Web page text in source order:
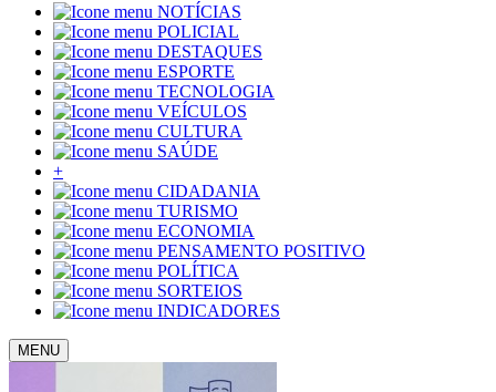
NOTÍCIAS
POLICIAL
DESTAQUES
ESPORTE
TECNOLOGIA
VEÍCULOS
CULTURA
SAÚDE
+
CIDADANIA
TURISMO
ECONOMIA
PENSAMENTO POSITIVO
POLÍTICA
SORTEIOS
INDICADORES
MENU